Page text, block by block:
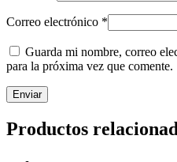
Correo electrónico *
Guarda mi nombre, correo
para la próxima vez que comente.
Productos